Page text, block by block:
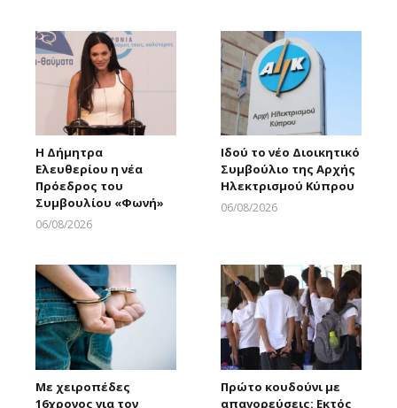
Η Δήμητρα
Ελευθερίου η νέα
Πρόεδρος του
Συμβουλίου «Φωνή»
06/08/2026
Ιδού το νέο Διοικητικό
Συμβούλιο της Αρχής
Ηλεκτρισμού Κύπρου
06/08/2026
Με χειροπέδες
16χρονος για τον
Πρώτο κουδούνι με
απαγορεύσεις: Εκτός